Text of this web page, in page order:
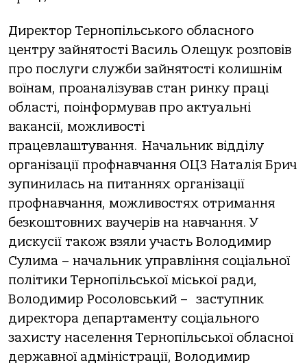
Директор Тернопільського обласного
центру зайнятості Василь Олещук розповів
про послуги служби зайнятості колишнім
воїнам, проаналізував стан ринку праці
області, поінформував про актуальні
вакансії, можливості
працевлаштування. Начальник відділу
організації профнавчання ОЦЗ Наталія Брич
зупинилась на питаннях організації
профнавчання, можливостях отримання
безкоштовних ваучерів на навчання. У
дискусії також взяли участь Володимир
Сулима – начальник управління соціальної
політики Тернопільської міської ради,
Володимир Росоловський – заступник
директора департаменту соціального
захисту населення Тернопільської обласної
державної адміністрації, Володимир